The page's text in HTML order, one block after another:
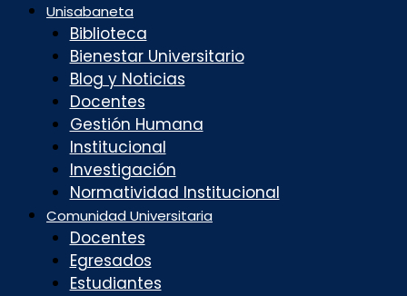
Unisabaneta
Biblioteca
Bienestar Universitario
Blog y Noticias
Docentes
Gestión Humana
Institucional
Investigación
Normatividad Institucional
Comunidad Universitaria
Docentes
Egresados
Estudiantes